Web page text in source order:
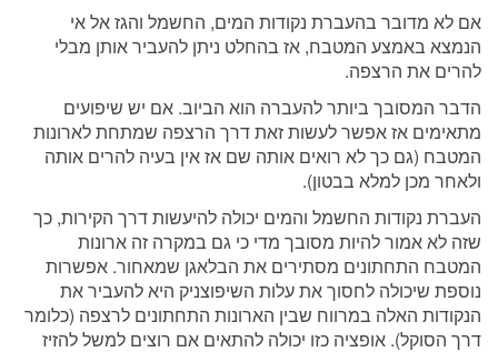
אם לא מדובר בהעברת נקודות המים, החשמל והגז אל אי
הנמצא באמצע המטבח, אז בהחלט ניתן להעביר אותן מבלי
להרים את הרצפה.
הדבר המסובך ביותר להעברה הוא הביוב. אם יש שיפועים
מתאימים אז אפשר לעשות זאת דרך הרצפה שמתחת לארונות
המטבח (גם כך לא רואים אותה שם אז אין בעיה להרים אותה
ולאחר מכן למלא בבטון).
העברת נקודות החשמל והמים יכולה להיעשות דרך הקירות, כך
שזה לא אמור להיות מסובך מדי כי גם במקרה זה ארונות
המטבח התחתונים מסתירים את הבלאגן שמאחור. אפשרות
נוספת שיכולה לחסוך את עלות השיפוצניק היא להעביר את
הנקודות האלה במרווח שבין הארונות התחתונים לרצפה (כלומר
דרך הסוקל). אופציה כזו יכולה להתאים אם רוצים למשל להזיז